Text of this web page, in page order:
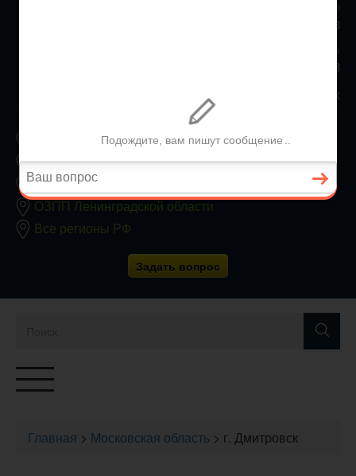
Санкт-Петербург и ЛО
+7 (812) 467-34-68
8 800 350 24 63
Заявки принимаются круглосуточно без выходных
ОЗПП Москвы
ОЗПП Московской области
ОЗПП Санкт-Петербурга
ОЗПП Ленинградской области
Все регионы РФ
Задать вопрос
Переключатель
Главная > Московская область > г. Дмитровск